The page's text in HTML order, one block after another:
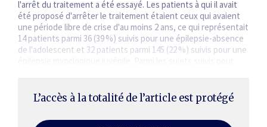
l'arrêt du traitement a été essayé. Les patients à qui il avait
été proposé d'arrêter le traitement étaient ceux qui avaient
une période libre de crise d'au moins 2 ans, ce qui représentait
14 patients parmi 36 (39 %) suivis pour une épilepsie-absence
de l'adolescent et 32 patients parmi 145 (22 %) suivis pour une
L’accès à la totalité de l’article est protégé